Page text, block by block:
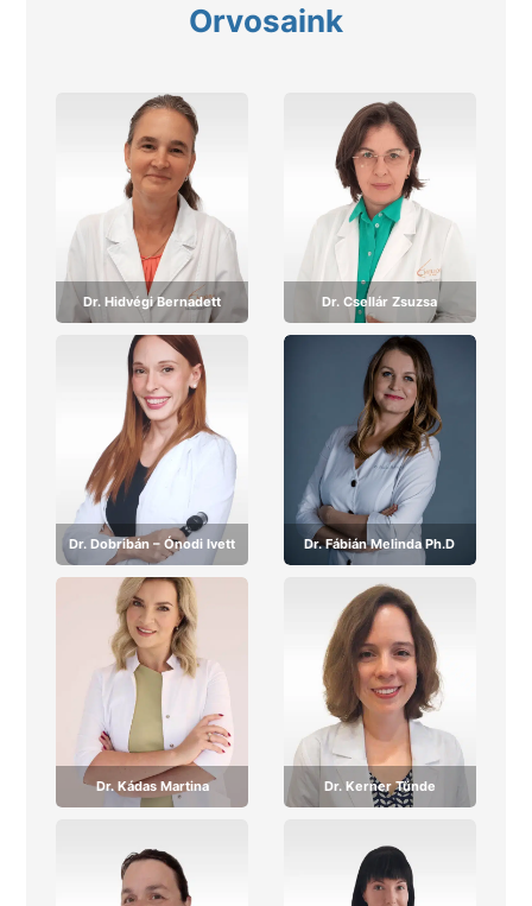
Orvosaink
Dr. Hidvégi Bernadett
Bemutatkozás
Dr. Csellár Zsuzsa
Bemutatkozás
Dr. Dobribán – Ónodi Ivett
Bemutatkozás
Dr. Fábián Melinda Ph.D
Bemutatkozás
Dr. Kádas Martina
Bemutatkozás
Dr. Kerner Tünde
Bemutatkozás